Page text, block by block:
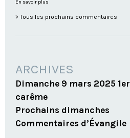
En savoir plus
Tous les prochains commentaires
ARCHIVES
Dimanche 9 mars 2025
carême
Prochains dimanches
Commentaires d’Évangile